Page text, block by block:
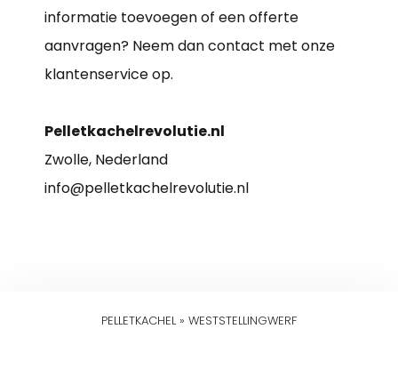
informatie toevoegen of een offerte
aanvragen? Neem dan contact met onze
klantenservice op.
Pelletkachelrevolutie.nl
Zwolle, Nederland
info@pelletkachelrevolutie.nl
PELLETKACHEL» WESTSTELLINGWERF